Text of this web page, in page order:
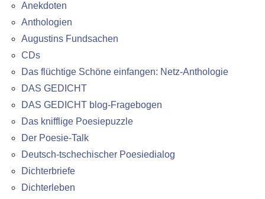
Anekdoten
Anthologien
Augustins Fundsachen
CDs
Das flüchtige Schöne einfangen: Netz-Anthologie
DAS GEDICHT
DAS GEDICHT blog-Fragebogen
Das knifflige Poesiepuzzle
Der Poesie-Talk
Deutsch-tschechischer Poesiedialog
Dichterbriefe
Dichterleben